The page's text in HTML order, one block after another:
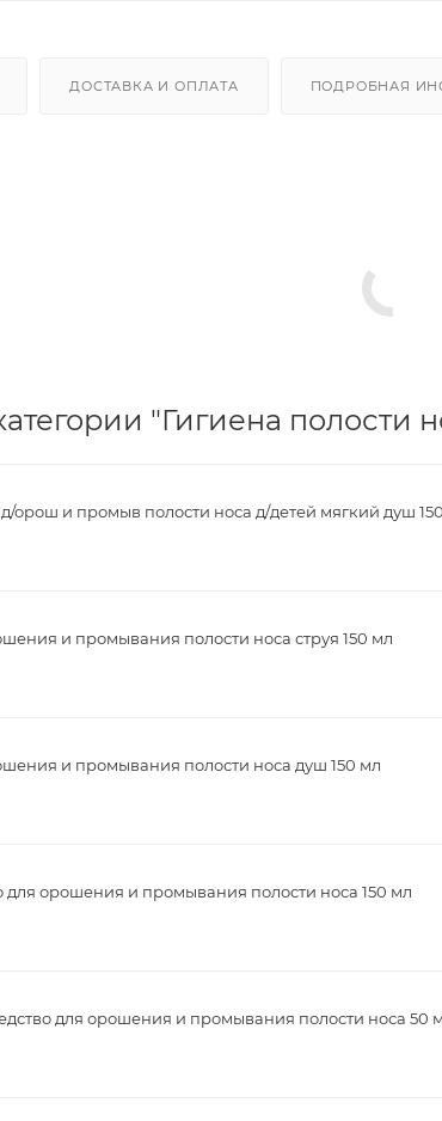
ДОСТАВКА И ОПЛАТА ПОДРОБНАЯ
"Гигиена полости
орош и промыв полости носа д/детей мягкий душ
и промывания полости носа струя 150 мл
и промывания полости носа душ 150 мл
для орошения и промывания полости носа 150 мл
для орошения и промывания полости носа 50